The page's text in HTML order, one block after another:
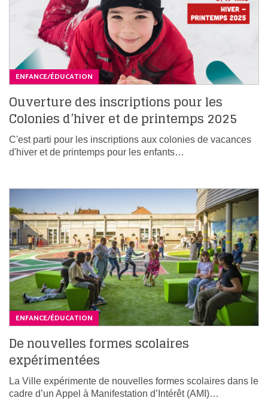
ENFANCE/ÉDUCATION
Ouverture des inscriptions pour les
Colonies d’hiver et de printemps 2025
C'est parti pour les inscriptions aux colonies de vacances
d'hiver et de printemps pour les enfants…
ENFANCE/ÉDUCATION
De nouvelles formes scolaires
expérimentées
La Ville expérimente de nouvelles formes scolaires dans le
cadre d’un Appel à Manifestation d’Intérêt (AMI)…